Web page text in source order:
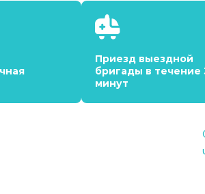
Приезд выездной
бригады в течение
минут